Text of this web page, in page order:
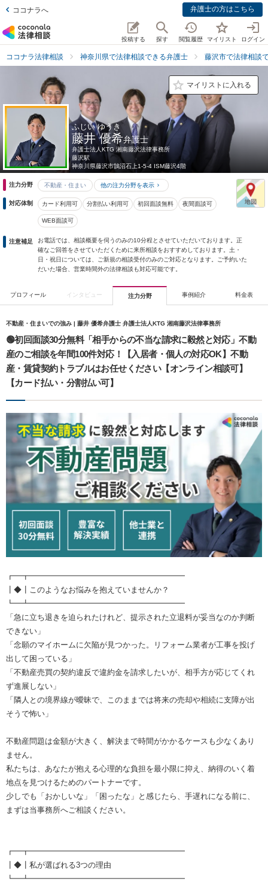
ココナラへ 弁護士の方はこちら
投稿する 探す 閲覧履歴 マイリスト ログイン
ココナラ法律相談 神奈川県で法律相談できる弁護士 藤沢市で法律相談
マイリストに入れる
ふじい ゆうき
藤井 優希弁護士
弁護士法人KTG 湘南藤沢法律事務所
藤沢駅
神奈川県藤沢市鵠沼石上1-5-4 ISM藤沢4階
注力分野 不動産・住まい 他の注力分野を表示
対応体制 カード利用可 分割払い利用可 初回面談無料 夜間面談可
WEB面談可
注意補足
お電話では、相談概要を伺うのみの10分程とさせていただいております。正
確なご回答をさせていただくために来所相談をおすすめしております。土・
日・祝日については、ご新規の相談受付のみのご対応となります。ご予約いた
だいた場合、営業時間外の法律相談も対応可能です。
プロフィール インタビュー 注力分野 事例紹介 料金表
不動産・住まいでの強み | 藤井 優希弁護士 弁護士法人KTG 湘南藤沢法律事務所
🟢初回面談30分無料「相手からの不当な請求に毅然と対応」不動
産のご相談を年間100件対応！【入居者・個人の対応OK】不動
産・賃貸契約トラブルはお任せください【オンライン相談可】
【カード払い・分割払い可】
┏━┳━━━━━━━━━━━━━━━━━━━━
┃◆┃このようなお悩みを抱えていませんか？
┗━┻━━━━━━━━━━━━━━━━━━━━
「急に立ち退きを迫られたけれど、提示された立退料が妥当なのか判断
できない」
「念願のマイホームに欠陥が見つかった。リフォーム業者が工事を投げ
出して困っている」
「不動産売買の契約違反で違約金を請求したいが、相手方が応じてくれ
ず進展しない」
「隣人との境界線が曖昧で、このままでは将来の売却や相続に支障が出
そうで怖い」
不動産問題は金額が大きく、解決まで時間がかかるケースも少なくあり
ません。
私たちは、あなたが抱える心理的な負担を最小限に抑え、納得のいく着
地点を見つけるためのパートナーです。
少しでも「おかしいな」「困ったな」と感じたら、手遅れになる前に、
まずは当事務所へご相談ください。
┏━┳━━━━━━━━━━━━━━━━━━━━
┃◆┃私が選ばれる3つの理由
┗━┻━━━━━━━━━━━━━━━━━━━━